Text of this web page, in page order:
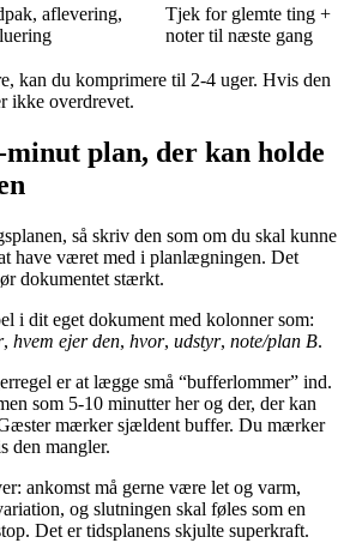
aflevering,
Tjek for glemte ting +
noter til næste gang
kan du komprimere til 2-4 uger. Hvis den
ikke overdrevet.
plan, der kan holde
så skriv den som om du skal kunne
have været med i planlægningen. Det
dokumentet stærkt.
i dit eget dokument med kolonner som:
, hvem ejer den, hvor, udstyr, note/plan B.
er at lægge små “bufferlommer” ind.
som 5-10 minutter her og der, der kan
mærker sjældent buffer. Du mærker
den mangler.
ankomst må gerne være let og varm,
og slutningen skal føles som en
Det er tidsplanens skjulte superkraft.